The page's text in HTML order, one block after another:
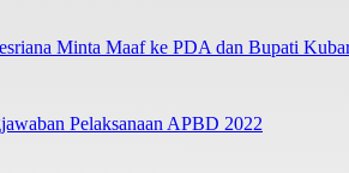
Minta Maaf ke PDA dan Bupati
Pelaksanaan APBD 2022